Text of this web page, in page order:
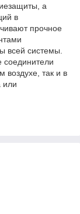
а
в
прочное
всей системы.
соединители
воздухе, так и в
или